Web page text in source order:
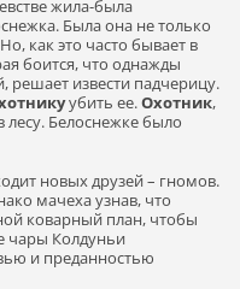
жила-была
Была она не только
как это часто бывает в
боится, что однажды
решает извести падчерицу.
убить ее.Охотник,
лесу. Белоснежке было
новых друзей – гномов.
мачеха узнав, что
коварный план, чтобы
чары Колдуньи
и преданностью